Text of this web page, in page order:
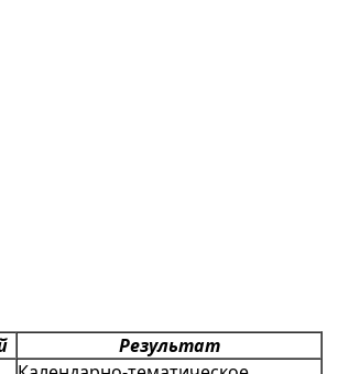
Результат